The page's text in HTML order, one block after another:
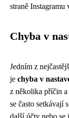
straně Instagramu
Chyba v
Jedním z
je chyba v
z několika příčin
se často setkávají
další účty nebo se